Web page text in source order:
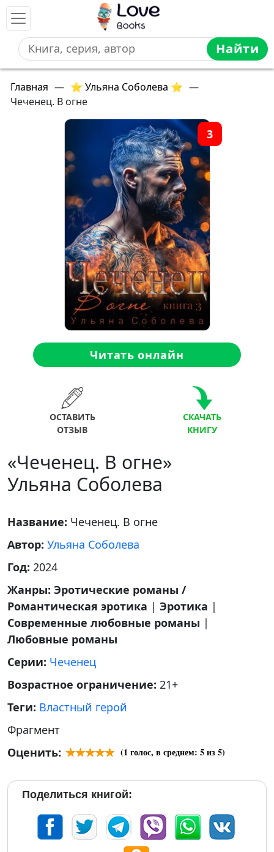
Найти
Главная — ⭐ Ульяна Соболева ⭐ —
Чеченец. В огне
3
Читать онлайн
ОСТАВИТЬ
ОТЗЫВ
СКАЧАТЬ
КНИГУ
«Чеченец. В огне»
Ульяна Соболева
Название: Чеченец. В огне
Автор: Ульяна Соболева
Год: 2024
Жанры: Эротические романы /
Романтическая эротика | Эротика |
Современные любовные романы |
Любовные романы
Серии: Чеченец
Возрастное ограничение: 21+
Теги: Властный герой
Фрагмент
Оценить:
(1 голос, в среднем: 5из 5)
Поделиться книгой: